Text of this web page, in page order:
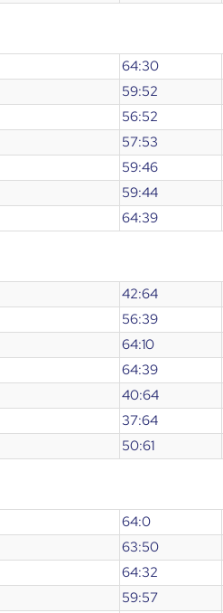
64:30
59:52
56:52
57:53
59:46
59:44
64:39
42:64
56:39
64:10
64:39
40:64
37:64
50:61
64:0
63:50
64:32
59:57